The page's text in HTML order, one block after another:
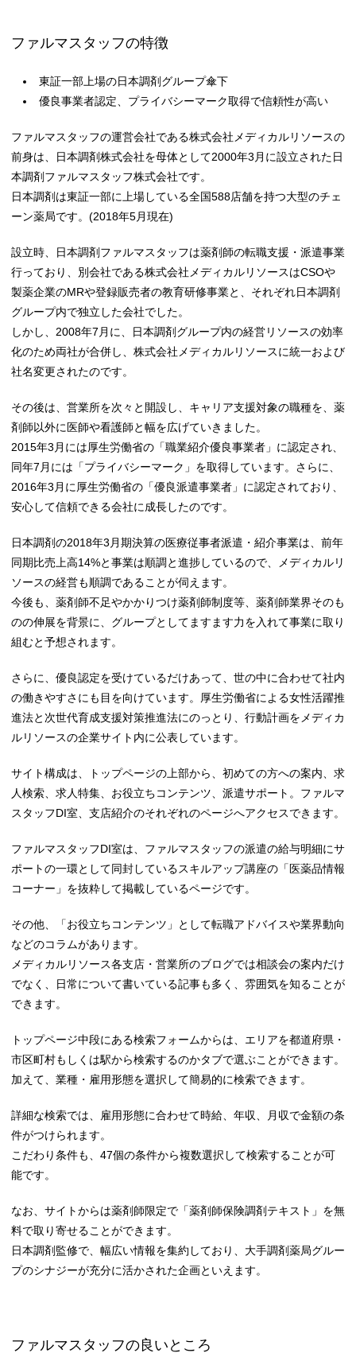
ファルマスタッフの特徴
東証一部上場の日本調剤グループ傘下
優良事業者認定、プライバシーマーク取得で信頼性が高い
ファルマスタッフの運営会社である株式会社メディカルリソースの
前身は、日本調剤株式会社を母体として2000年3月に設立された日
本調剤ファルマスタッフ株式会社です。
日本調剤は東証一部に上場している全国588店舗を持つ大型のチェ
ーン薬局です。(2018年5月現在)
設立時、日本調剤ファルマスタッフは薬剤師の転職支援・派遣事業
行っており、別会社である株式会社メディカルリソースはCSOや
製薬企業のMRや登録販売者の教育研修事業と、それぞれ日本調剤
グループ内で独立した会社でした。
しかし、2008年7月に、日本調剤グループ内の経営リソースの効率
化のため両社が合併し、株式会社メディカルリソースに統一および
社名変更されたのです。
その後は、営業所を次々と開設し、キャリア支援対象の職種を、薬
剤師以外に医師や看護師と幅を広げていきました。
2015年3月には厚生労働省の「職業紹介優良事業者」に認定され、
同年7月には「プライバシーマーク」を取得しています。さらに、
2016年3月に厚生労働省の「優良派遣事業者」に認定されており、
安心して信頼できる会社に成長したのです。
日本調剤の2018年3月期決算の医療従事者派遣・紹介事業は、前年
同期比売上高14%と事業は順調と進捗しているので、メディカルリ
ソースの経営も順調であることが伺えます。
今後も、薬剤師不足やかかりつけ薬剤師制度等、薬剤師業界そのも
のの伸展を背景に、グループとしてますます力を入れて事業に取り
組むと予想されます。
さらに、優良認定を受けているだけあって、世の中に合わせて社内
の働きやすさにも目を向けています。厚生労働省による女性活躍推
進法と次世代育成支援対策推進法にのっとり、行動計画をメディカ
ルリソースの企業サイト内に公表しています。
サイト構成は、トップページの上部から、初めての方への案内、求
人検索、求人特集、お役立ちコンテンツ、派遣サポート。ファルマ
スタッフDI室、支店紹介のそれぞれのページへアクセスできます。
ファルマスタッフDI室は、ファルマスタッフの派遣の給与明細にサ
ポートの一環として同封しているスキルアップ講座の「医薬品情報
コーナー」を抜粋して掲載しているページです。
その他、「お役立ちコンテンツ」として転職アドバイスや業界動向
などのコラムがあります。
メディカルリソース各支店・営業所のブログでは相談会の案内だけ
でなく、日常について書いている記事も多く、雰囲気を知ることが
できます。
トップページ中段にある検索フォームからは、エリアを都道府県・
市区町村もしくは駅から検索するのかタブで選ぶことができます。
加えて、業種・雇用形態を選択して簡易的に検索できます。
詳細な検索では、雇用形態に合わせて時給、年収、月収で金額の条
件がつけられます。
こだわり条件も、47個の条件から複数選択して検索することが可
能です。
なお、サイトからは薬剤師限定で「薬剤師保険調剤テキスト」を無
料で取り寄せることができます。
日本調剤監修で、幅広い情報を集約しており、大手調剤薬局グルー
プのシナジーが充分に活かされた企画といえます。
ファルマスタッフの良いところ